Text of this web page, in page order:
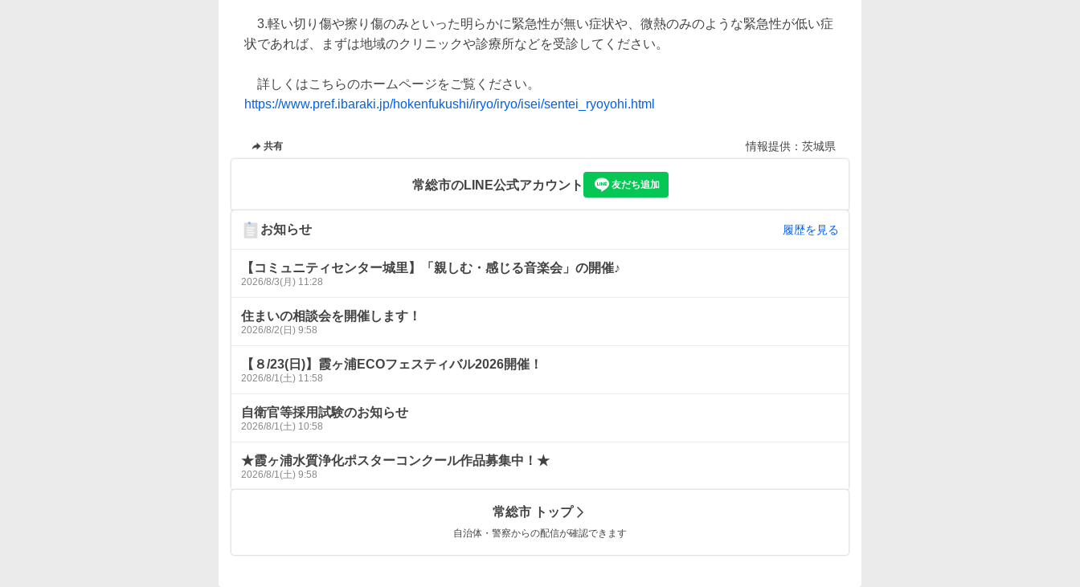
3.軽い切り傷や擦り傷のみといった明らかに緊急性が無い症状や、微熱のみのような緊急性が低い症
状であれば、まずは地域のクリニックや診療所などを受診してください。
https://www.pref.ibaraki.jp/hokenfukushi/iryo/iryo/isei/sentei_ryoyohi.html
共有 情報提供： 茨城県
常総市のLINE公式アカウント 友だち追加
お知らせ 履歴を見る
【コミュニティセンター城里】「親しむ・感じる音楽会」の開催♪
2026/8/3(月) 11:28
住まいの相談会を開催します！
2026/8/2(日) 9:58
【８/23(日)】霞ヶ浦ECOフェスティバル2026開催！
2026/8/1(土) 11:58
自衛官等採用試験のお知らせ
2026/8/1(土) 10:58
★霞ヶ浦水質浄化ポスターコンクール作品募集中！★
2026/8/1(土) 9:58
常総市 トップ
自治体・警察からの配信が確認できます